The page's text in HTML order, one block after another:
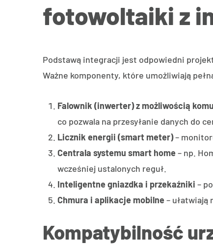
fotowoltaiki z
Podstawą integracji jest odpowiedni
Ważne komponenty, które umożliwiają
Falownik (inwerter) z możliwością
co pozwala na przesyłanie danych do
Licznik energii (smart meter)–
Centrala systemu smart home– np.
wcześniej ustalonych reguł.
Inteligentne gniazdka i przekaźniki –
Chmura i aplikacje mobilne– ułatwiają
Kompatybilność